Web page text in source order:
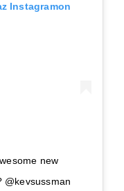
Instagramon
new
@kevsussman